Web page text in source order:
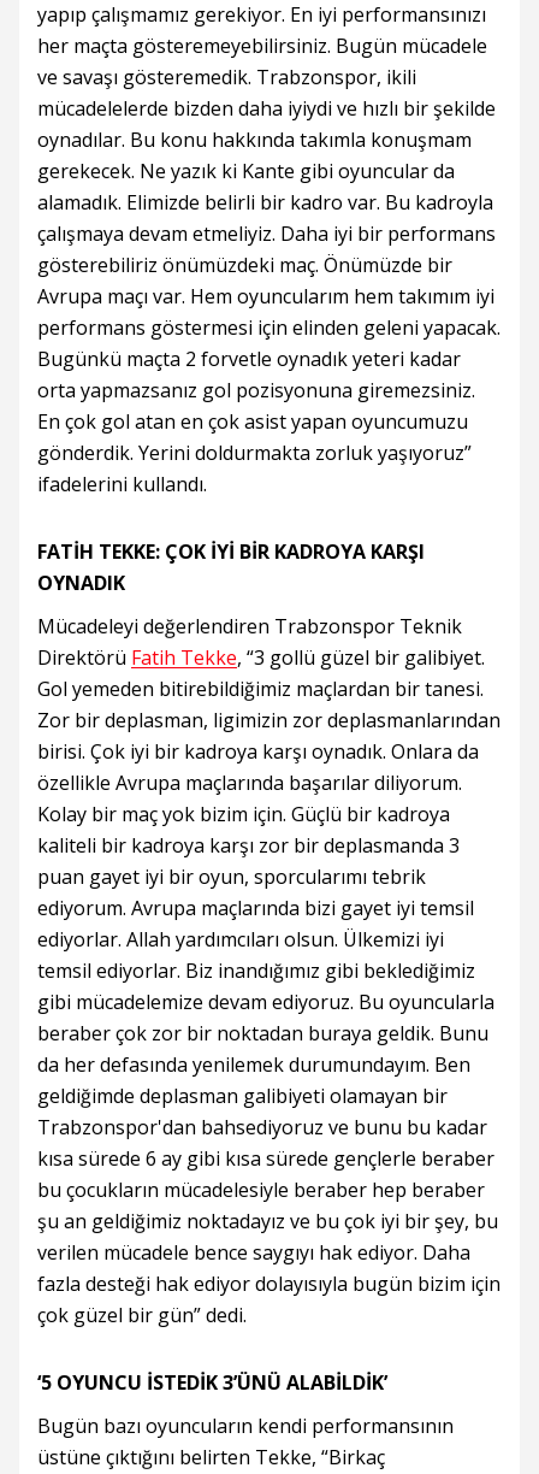
yapıp çalışmamız gerekiyor. En iyi performansınızı
her maçta gösteremeyebilirsiniz. Bugün mücadele
ve savaşı gösteremedik. Trabzonspor, ikili
mücadelelerde bizden daha iyiydi ve hızlı bir şekilde
oynadılar. Bu konu hakkında takımla konuşmam
gerekecek. Ne yazık ki Kante gibi oyuncular da
alamadık. Elimizde belirli bir kadro var. Bu kadroyla
çalışmaya devam etmeliyiz. Daha iyi bir performans
gösterebiliriz önümüzdeki maç. Önümüzde bir
Avrupa maçı var. Hem oyuncularım hem takımım iyi
performans göstermesi için elinden geleni yapacak.
Bugünkü maçta 2 forvetle oynadık yeteri kadar
orta yapmazsanız gol pozisyonuna giremezsiniz.
En çok gol atan en çok asist yapan oyuncumuzu
gönderdik. Yerini doldurmakta zorluk yaşıyoruz”
ifadelerini kullandı.
FATİH TEKKE: ÇOK İYİ BİR KADROYA KARŞI
OYNADIK
Mücadeleyi değerlendiren Trabzonspor Teknik
Direktörü Fatih Tekke, “3 gollü güzel bir galibiyet.
Gol yemeden bitirebildiğimiz maçlardan bir tanesi.
Zor bir deplasman, ligimizin zor deplasmanlarından
birisi. Çok iyi bir kadroya karşı oynadık. Onlara da
özellikle Avrupa maçlarında başarılar diliyorum.
Kolay bir maç yok bizim için. Güçlü bir kadroya
kaliteli bir kadroya karşı zor bir deplasmanda 3
puan gayet iyi bir oyun, sporcularımı tebrik
ediyorum. Avrupa maçlarında bizi gayet iyi temsil
ediyorlar. Allah yardımcıları olsun. Ülkemizi iyi
temsil ediyorlar. Biz inandığımız gibi beklediğimiz
gibi mücadelemize devam ediyoruz. Bu oyuncularla
beraber çok zor bir noktadan buraya geldik. Bunu
da her defasında yenilemek durumundayım. Ben
geldiğimde deplasman galibiyeti olamayan bir
Trabzonspor'dan bahsediyoruz ve bunu bu kadar
kısa sürede 6 ay gibi kısa sürede gençlerle beraber
bu çocukların mücadelesiyle beraber hep beraber
şu an geldiğimiz noktadayız ve bu çok iyi bir şey, bu
verilen mücadele bence saygıyı hak ediyor. Daha
fazla desteği hak ediyor dolayısıyla bugün bizim için
çok güzel bir gün” dedi.
‘5 OYUNCU İSTEDİK 3’ÜNÜ ALABİLDİK’
Bugün bazı oyuncuların kendi performansının
üstüne çıktığını belirten Tekke, “Birkaç